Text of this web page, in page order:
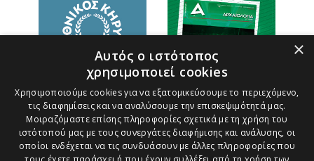
×
Αυτός ο ιστότοπος
χρησιμοποιεί cookies
Χρησιμοποιούμε cookies για να εξατομικεύσουμε το περιεχόμενο,
τις διαφημίσεις και να αναλύσουμε την επισκεψιμότητά μας.
Μοιραζόμαστε επίσης πληροφορίες σχετικά με τη χρήση του
ιστότοπού μας με τους συνεργάτες διαφήμισης και ανάλυσης, οι
οποίοι ενδέχεται να τις συνδυάσουν με άλλες πληροφορίες που